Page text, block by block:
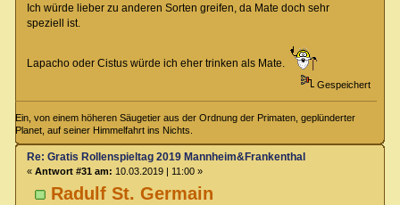
Ich würde lieber zu anderen Sorten greifen, da Mate doch sehr
speziell ist.
Lapacho oder Cistus würde ich eher trinken als Mate.
Gespeichert
Ein, von einem höheren Säugetier aus der Ordnung der Primaten, geplünderter
Planet, auf seiner Himmelfahrt ins Nichts.
Radulf St. Germain
Re: Gratis Rollenspieltag 2019 Mannheim&Frankenthal
« Antwort #31 am: 10.03.2019 | 11:00 »